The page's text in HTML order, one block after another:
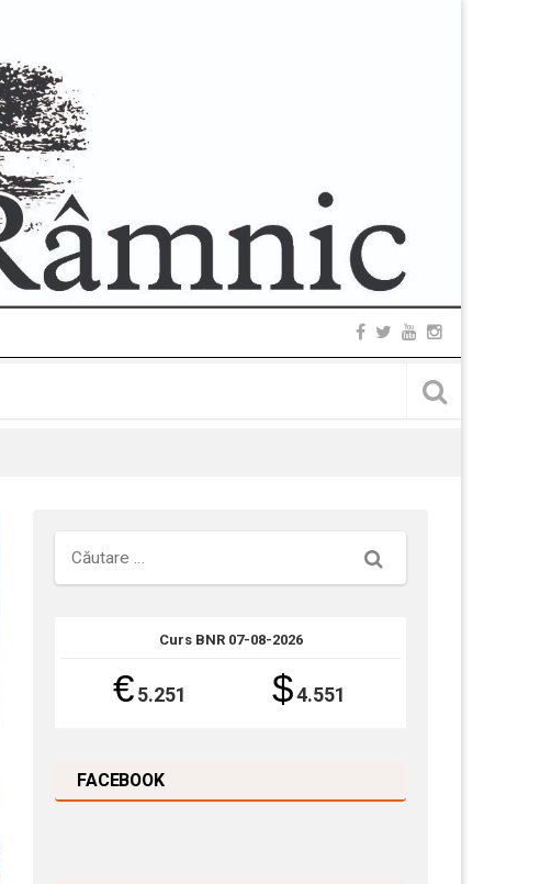
Căutare
Curs BNR 07-08-2026
€ 5.251 $4.551
FACEBOOK